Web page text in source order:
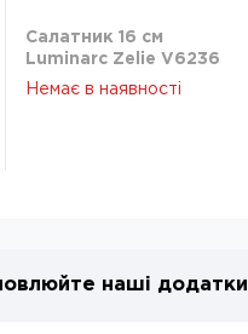
Салатник 16 см
Luminarc Zelie V6236
Немає в наявності
наші додатки